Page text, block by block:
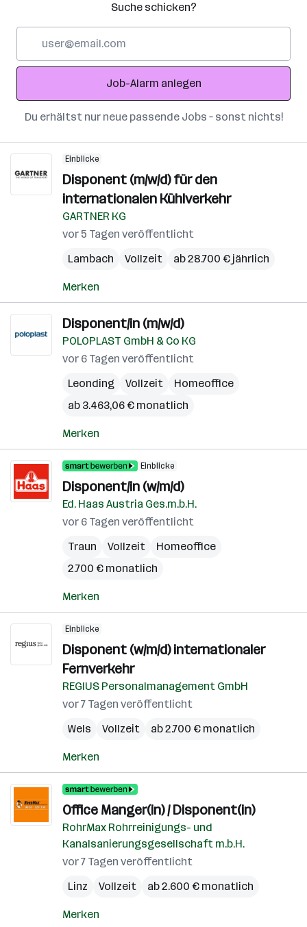
Suche schicken?
Adresse
Job-Alarm anlegen
Du erhältst nur neue passende Jobs – sonst nichts!
Einblicke
Disponent (m/w/d) für den
internationalen Kühlverkehr
GARTNER KG
vor 5 Tagen veröffentlicht
Lambach
Vollzeit ab 28.700 € jährlich
Merken
Disponent/in (m/w/d)
POLOPLAST GmbH & Co KG
vor 6 Tagen veröffentlicht
Leonding
Vollzeit
Homeoffice
ab 3.463,06 € monatlich
Merken
Einblicke
Disponent/in (w/m/d)
Ed. Haas Austria Ges.m.b.H.
vor 6 Tagen veröffentlicht
Traun
Vollzeit
Homeoffice
2.700 € monatlich
Merken
Einblicke
Disponent (w/m/d) internationaler
Fernverkehr
REGIUS Personalmanagement GmbH
vor 7 Tagen veröffentlicht
Wels
Vollzeit ab 2.700 € monatlich
Merken
Office Manger(in) / Disponent(in)
RohrMax Rohrreinigungs- und
Kanalsanierungsgesellschaft m.b.H.
vor 7 Tagen veröffentlicht
Linz
Vollzeit ab 2.600 € monatlich
Merken